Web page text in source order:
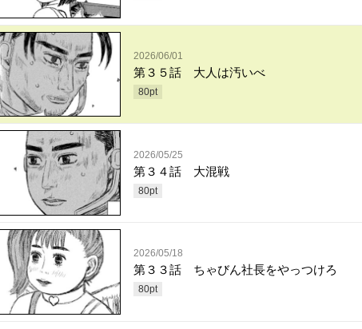
2026/06/01
第３５話 大人は汚いべ
80pt
2026/05/25
第３４話 大混戦
80pt
2026/05/18
第３３話 ちゃびん社長をやっつけろ
80pt